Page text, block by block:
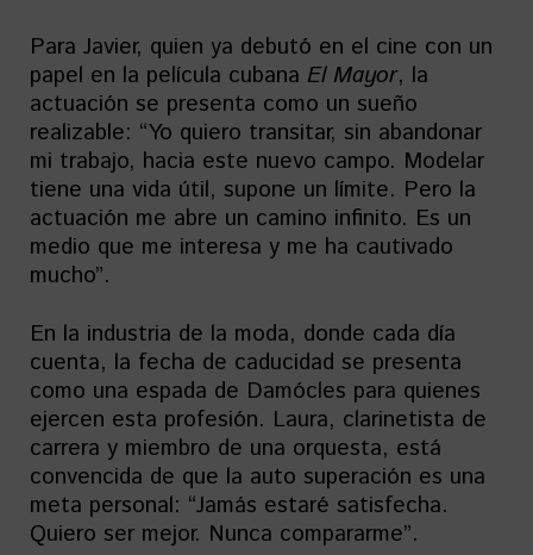
Para Javier, quien ya debutó en el cine con un
papel en la película cubana El Mayor, la
actuación se presenta como un sueño
realizable: “Yo quiero transitar, sin abandonar
mi trabajo, hacia este nuevo campo. Modelar
tiene una vida útil, supone un límite. Pero la
actuación me abre un camino infinito. Es un
medio que me interesa y me ha cautivado
mucho”.
En la industria de la moda, donde cada día
cuenta, la fecha de caducidad se presenta
como una espada de Damócles para quienes
ejercen esta profesión. Laura, clarinetista de
carrera y miembro de una orquesta, está
convencida de que la auto superación es una
meta personal: “Jamás estaré satisfecha.
Quiero ser mejor. Nunca compararme”.